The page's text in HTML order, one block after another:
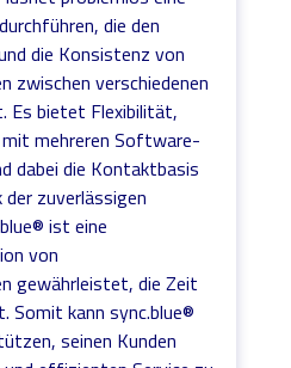
die den
die Konsistenz von
zwischen verschiedenen
Es bietet Flexibilität,
mehreren Software-
dabei die Kontaktbasis
zuverlässigen
ist eine
von
gewährleistet, die Zeit
Somit kann sync.blue®
seinen Kunden